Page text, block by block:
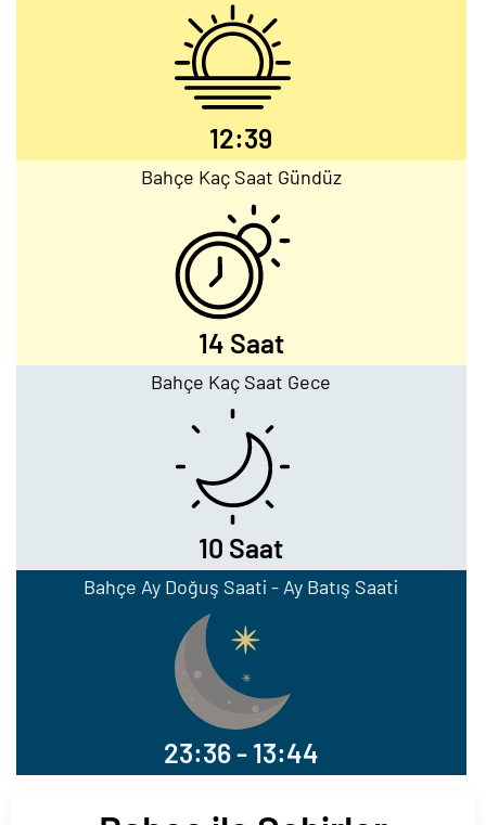
12:39
Bahçe Kaç Saat Gündüz
14 Saat
Bahçe Kaç Saat Gece
10 Saat
Bahçe Ay Doğuş Saati - Ay Batış Saati
23:36 - 13:44